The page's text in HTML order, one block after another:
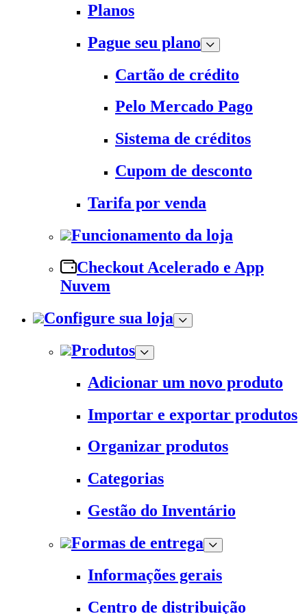
Planos
Pague seu plano
Cartão de crédito
Pelo Mercado Pago
Sistema de créditos
Cupom de desconto
Tarifa por venda
Funcionamento da loja
Checkout Acelerado e App
Nuvem
Configure sua loja
Produtos
Adicionar um novo produto
Importar e exportar produtos
Organizar produtos
Categorias
Gestão do Inventário
Formas de entrega
Informações gerais
Centro de distribuição